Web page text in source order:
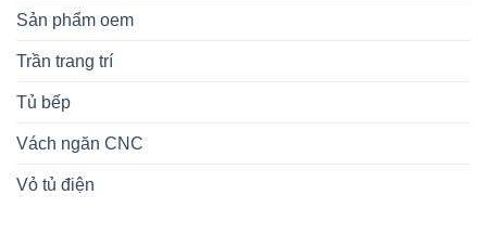
Sản phẩm oem
Trần trang trí
Tủ bếp
Vách ngăn CNC
Vỏ tủ điện